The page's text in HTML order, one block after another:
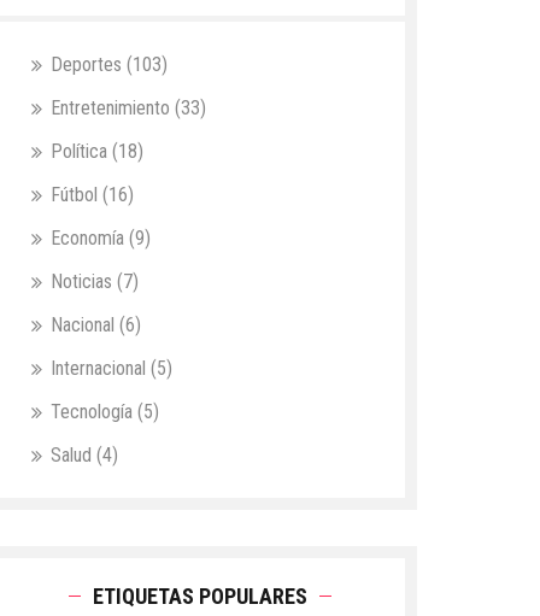
Deportes (103)
Entretenimiento (33)
Política (18)
Fútbol (16)
Economía (9)
Noticias (7)
Nacional (6)
Internacional (5)
Tecnología (5)
Salud (4)
ETIQUETAS POPULARES